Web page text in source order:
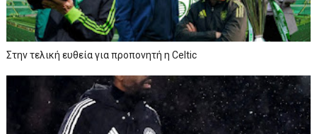
Στην τελική ευθεία για προπονητή η Celtic